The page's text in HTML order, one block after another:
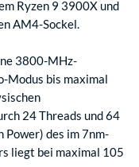
Ryzen 9 3900X und
AM4-Sockel.
3800-MHz-
Modus bis maximal
24 Threads und 64
Power) des im 7nm-
liegt bei maximal 105